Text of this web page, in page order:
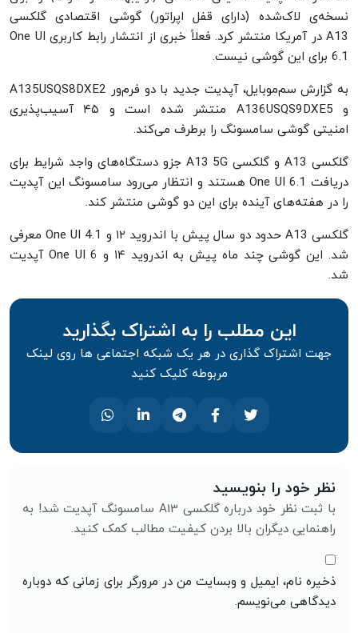
نسخه‌ی لا‌ک‌شده (دارای قفل اپراتور) گوشی اقتصادی گلکسی
A13 در آمریکا منتشر کرد. فعلاً خبری از انتشار رابط کاربری One UI
6.1 برای این گوشی نیست.
به گزارش سم‌موبایل، آپدیت جدید با دو فرم‌ور A135USQS8DXE2
و A136USQS9DXE5 منتشر شده است و ۴۵ آسیب‌پذیری
امنیتی گوشی سامسونگ را برطرف می‌کند.
گلکسی A13 و گلکسی A13 5G جزو دستگاه‌های واجد شرایط برای
دریافت One UI 6.1 هستند و انتظار می‌رود سامسونگ این آپدیت
را در هفته‌های آینده برای این دو گوشی منتشر کند.
گلکسی A13 حدود دو سال پیش با اندروید ۱۲ و One UI 4.1 معرفی
شد. این گوشی چند ماه پیش به اندروید ۱۴ و One UI 6 آپدیت
شد.
این مطلب را به اشتراک بگذارید
جهت اشتراک گذاری در هر یک شبکه اجتماعی ها روی لینک
مربوطه کلیک کنید
نظر خود را بنویسید
با ثبت نظر خود درباره گلکسی A13 سامسونگ آپدیت شد! به
راهنمایی دیگران بالا بردن کیفیت مطالب کمک کنید.
ذخیره نام، ایمیل و وبسایت من در مرورگر برای زمانی که دوباره
دیدگاهی می‌نویسم.